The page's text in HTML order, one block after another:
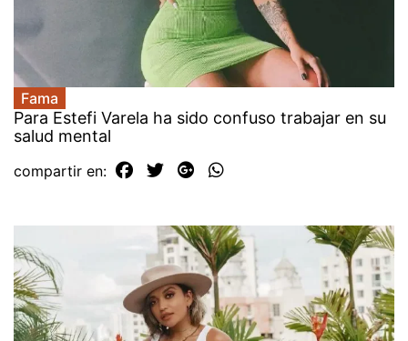
Fama
Para Estefi Varela ha sido confuso trabajar en su
salud mental
compartir en: